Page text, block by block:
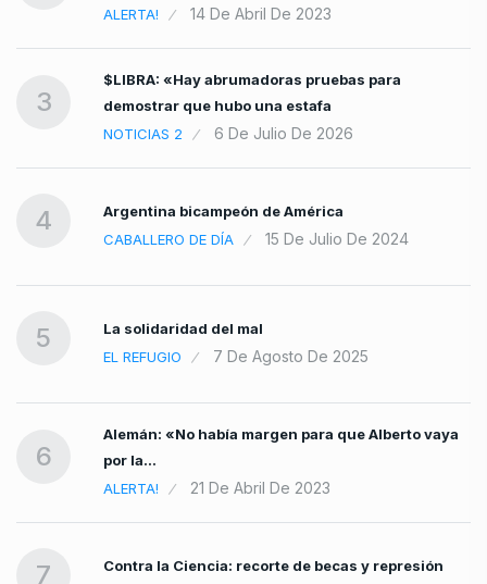
ALERTA!
14 De Abril De 2023
3
$LIBRA: «Hay abrumadoras pruebas para
demostrar que hubo una estafa
NOTICIAS 2
6 De Julio De 2026
4
Argentina bicampeón de América
CABALLERO DE DÍA
15 De Julio De 2024
5
La solidaridad del mal
EL REFUGIO
7 De Agosto De 2025
6
Alemán: «No había margen para que Alberto vaya
por la…
ALERTA!
21 De Abril De 2023
7 Contra la Ciencia: recorte de becas y represión